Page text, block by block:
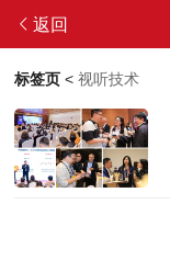
返回
标签页 <视听技术